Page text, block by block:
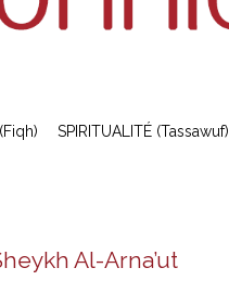
SPIRITUALITÉ (Tassawuf)
Al-Arna’ut